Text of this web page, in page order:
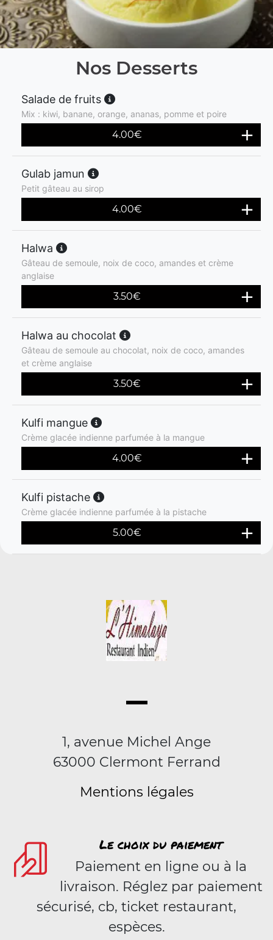
Nos Desserts
Salade de fruits
Mix : kiwi, banane, orange, ananas, pomme et poire
4.00€
Gulab jamun
Petit gâteau au sirop
4.00€
Halwa
Gâteau de semoule, noix de coco, amandes et crème
anglaise
3.50€
Halwa au chocolat
Gâteau de semoule au chocolat, noix de coco, amandes
et crème anglaise
3.50€
Kulfi mangue
Crème glacée indienne parfumée à la mangue
4.00€
Kulfi pistache
Crème glacée indienne parfumée à la pistache
5.00€
1, avenue Michel Ange
63000 Clermont Ferrand
Mentions légales
Le choix du paiement
Paiement en ligne ou à la
livraison. Réglez par paiement
sécurisé, cb, ticket restaurant,
espèces.